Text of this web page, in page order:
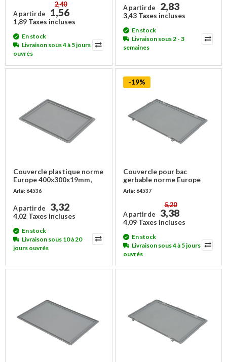
A partir de
2,40
1,56
1,89 Taxes incluses
En stock
Livraison sous 4 à 5 jours
ouvrés
A partir de 2,83
3,43 Taxes incluses
En stock
Livraison sous 2 - 3
semaines
Couvercle plastique norme
Europe 400x300x19mm,
extra solide
Art#: 64536
A partir de 3,32
4,02 Taxes incluses
En stock
Livraison sous 10 à 20
jours ouvrés
-19%
Couvercle pour bac
gerbable norme Europe
400x300x19 mm - 2
charnières
Art#: 64537
A partir de
5,20
3,38
4,09 Taxes incluses
En stock
Livraison sous 4 à 5 jours
ouvrés